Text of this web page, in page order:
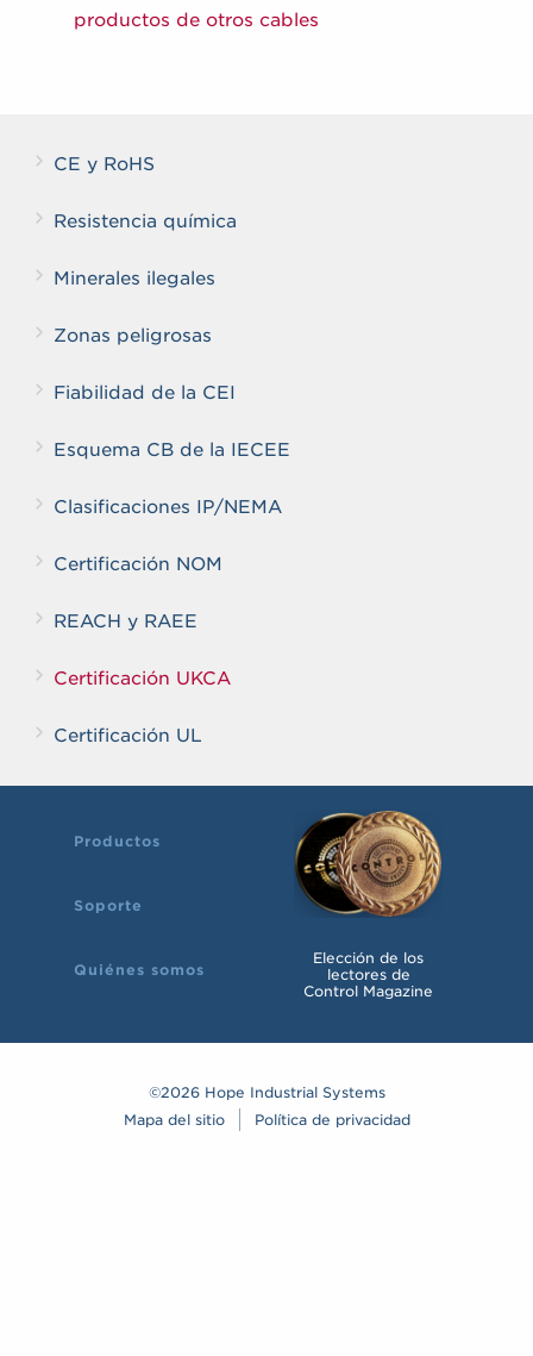
productos de otros cables
CE y RoHS
Resistencia química
Minerales ilegales
Zonas peligrosas
Fiabilidad de la CEI
Esquema CB de la IECEE
Clasificaciones IP/NEMA
Certificación NOM
REACH y RAEE
Certificación UKCA
Certificación UL
Productos
Soporte
Quiénes somos
Elección de los
lectores de
Control Magazine
©2026 Hope Industrial Systems
Mapa del sitio
Política de privacidad